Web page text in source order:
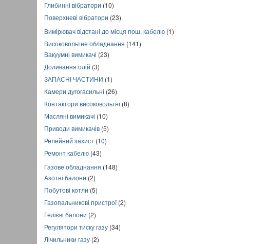
Глибинні вібратори (10)
Поверхневі вібратори (23)
Вимірювач відстані до місця пош. кабелю (1)
Високовольтне обладнання (141)
Вакуумні вимикачі (23)
Доливання олій (3)
ЗАПАСНІ ЧАСТИНИ (1)
Камери дугогасильні (26)
Контактори високовольтні (8)
Масляні вимикачі (10)
Приводи вимикачів (5)
Релейний захист (10)
Ремонт кабелю (43)
Газове обладнання (148)
Азотні балони (2)
Побутові котли (5)
Газопальникові пристрої(2)
Гелієві балони (2)
Регулятори тиску газу (34)
Лічильники газу (2)